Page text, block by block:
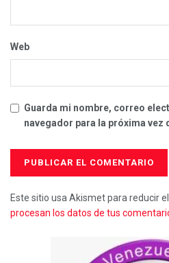
Web
Guarda mi nombre, correo
navegador para la próxima vez
Este sitio usa Akismet para reducir el
procesan los datos de tus